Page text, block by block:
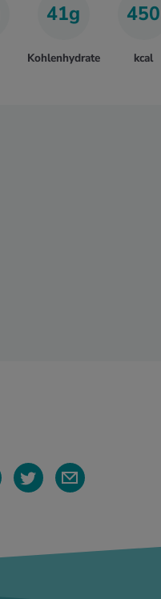
41g
Kohlenhydrate
450
kcal